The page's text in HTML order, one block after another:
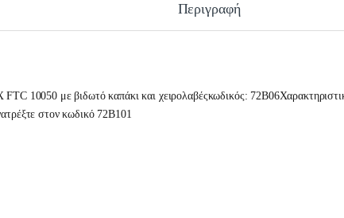
Περιγραφή
10050 με βιδωτό καπάκι και χειρολαβέςκωδικός:
στον κωδικό 72B101